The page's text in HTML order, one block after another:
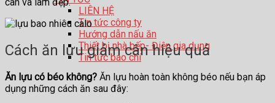
LIÊN HỆ
Tin tức công ty
Hướng dẫn nấu ăn
Thiết bị nhà bếp- Điện gia dụng
Tin tức báo chí
Cách ăn lựu giảm cân hiệu quả
Ăn lựu có béo không? Ăn lựu hoàn toàn không béo nếu bạn áp
dụng những cách ăn sau đây: